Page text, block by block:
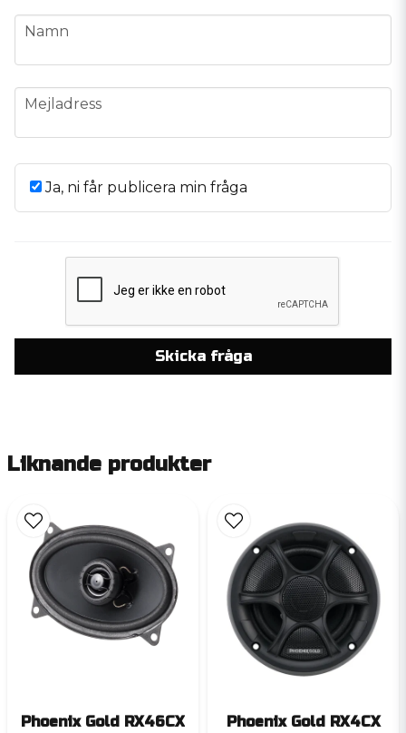
name
Namn
email
Mejladress
Ja, ni får publicera min fråga
Skicka fråga
Liknande produkter
Phoenix Gold RX46CX Phoenix Gold RX4CX